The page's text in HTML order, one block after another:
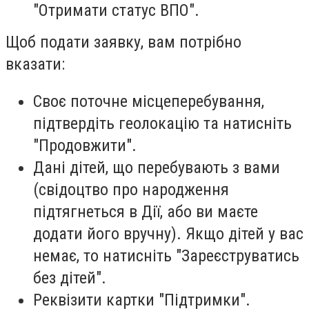
"Отримати статус ВПО".
Щоб подати заявку, вам потрібно
вказати:
Своє поточне місцеперебування,
підтвердіть геолокацію та натисніть
"Продовжити".
Дані дітей, що перебувають з вами
(свідоцтво про народження
підтягнеться в Дії, або ви маєте
додати його вручну). Якщо дітей у вас
немає, то натисніть "Зареєструватись
без дітей".
Реквізити картки "Підтримки".